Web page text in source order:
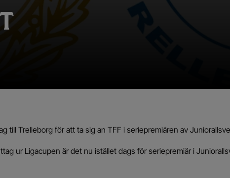
till Trelleborg för att ta sig an TFF i seriepremiären av
ur Ligacupen är det nu istället dags för seriepremiär i